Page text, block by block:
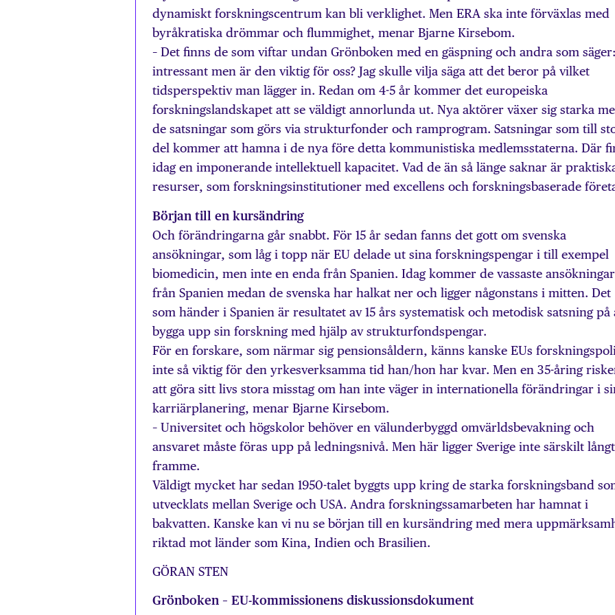
dynamiskt forskningscentrum kan bli verklighet. Men ERA ska inte förväxlas med
byråkratiska drömmar och flummighet, menar Bjarne Kirsebom.
– Det finns de som viftar undan Grönboken med en gäspning och andra som säger:
intressant men är den viktig för oss? Jag skulle vilja säga att det beror på vilket
tidsperspektiv man lägger in. Redan om 4-5 år kommer det europeiska
forskningslandskapet att se väldigt annorlunda ut. Nya aktörer växer sig starka
de satsningar som görs via strukturfonder och ramprogram. Satsningar som till
del kommer att hamna i de nya före detta kommunistiska medlemsstaterna. Där
idag en imponerande intellektuell kapacitet. Vad de än så länge saknar är
resurser, som forskningsinstitutioner med excellens och forskningsbaserade
Början till en kursändring
Och förändringarna går snabbt. För 15 år sedan fanns det gott om svenska
ansökningar, som låg i topp när EU delade ut sina forskningspengar i till exempel
biomedicin, men inte en enda från Spanien. Idag kommer de vassaste
från Spanien medan de svenska har halkat ner och ligger någonstans i mitten. Det
som händer i Spanien är resultatet av 15 års systematisk och metodisk satsning på
bygga upp sin forskning med hjälp av strukturfondspengar.
För en forskare, som närmar sig pensionsåldern, känns kanske EUs
inte så viktig för den yrkesverksamma tid han/hon har kvar. Men en 35-åring
att göra sitt livs stora misstag om han inte väger in internationella förändringar i
karriärplanering, menar Bjarne Kirsebom.
– Universitet och högskolor behöver en välunderbyggd omvärldsbevakning och
ansvaret måste föras upp på ledningsnivå. Men här ligger Sverige inte särskilt långt
framme.
Väldigt mycket har sedan 1950-talet byggts upp kring de starka forskningsband
utvecklats mellan Sverige och USA. Andra forskningssamarbeten har hamnat i
bakvatten. Kanske kan vi nu se början till en kursändring med mera
riktad mot länder som Kina, Indien och Brasilien.
GÖRAN STEN
Grönboken – EU-kommissionens diskussionsdokument